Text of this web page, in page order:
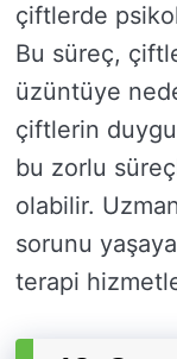
çiftlerde
Bu süreç,
üzüntüye
çiftlerin
bu zorlu
olabilir.
sorunu
terapi